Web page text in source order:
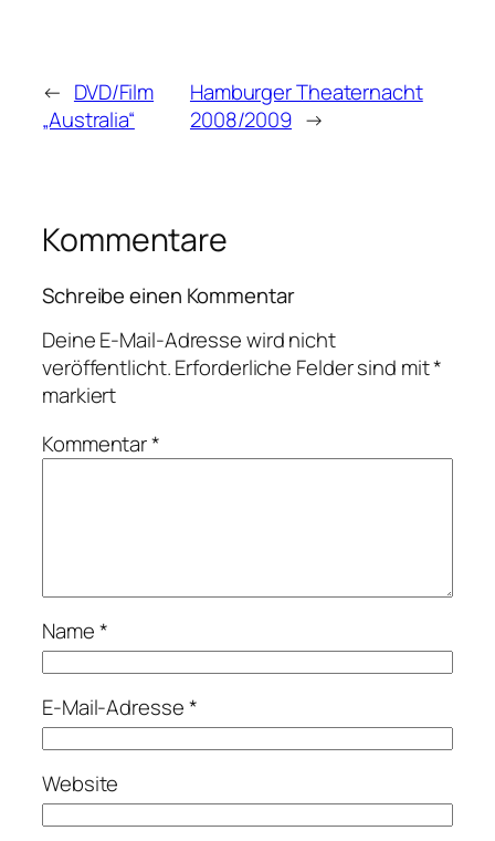
← DVD/Film
„Australia“
Hamburger Theaternacht
2008/2009 →
Kommentare
Schreibe einen Kommentar
Deine E-Mail-Adresse wird nicht
veröffentlicht.Erforderliche Felder sind mit*
markiert
Kommentar*
Name*
E-Mail-Adresse*
Website